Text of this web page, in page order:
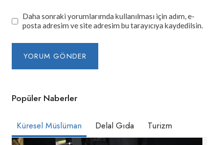
Daha sonraki yorumlarımda kullanılması için adım, e-
posta adresim ve site adresim bu tarayıcıya kaydedilsin.
Popüler Naberler
Küresel Müslüman Delal Gıda Turizm